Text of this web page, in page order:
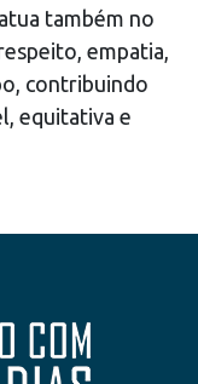
também no
empatia,
contribuindo
equitativa e